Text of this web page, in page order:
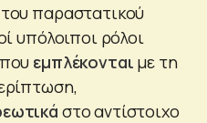
του παραστατικού
υπόλοιποι ρόλοι
εμπλέκονται με τη
στο αντίστοιχο